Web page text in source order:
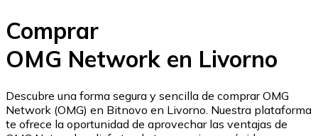
USD Coin
USDC
Comprar
OMG Network en Livorno
Descubre una forma segura y sencilla de comprar OMG
Network (OMG) en Bitnovo en Livorno. Nuestra plataforma
te ofrece la oportunidad de aprovechar las ventajas de